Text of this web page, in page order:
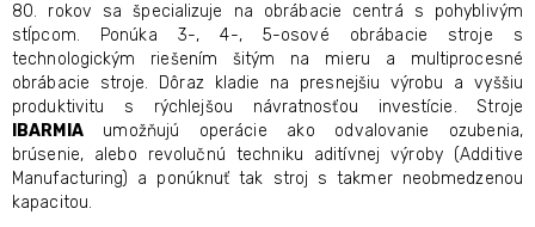
80. rokov sa špecializuje na obrábacie centrá s pohyblivým
stĺpcom. Ponúka 3-, 4-, 5-osové obrábacie stroje s
technologickým riešením šitým na mieru a multiprocesné
obrábacie stroje. Dôraz kladie na presnejšiu výrobu a vyššiu
produktivitu s rýchlejšou návratnosťou investície. Stroje
IBARMIAumožňujú operácie ako odvalovanie ozubenia,
brúsenie, alebo revolučnú techniku aditívnej výroby (Additive
Manufacturing) a ponúknuť tak stroj s takmer neobmedzenou
kapacitou.